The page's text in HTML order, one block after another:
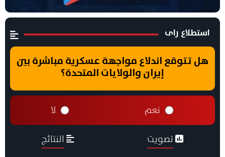
استطلاع راى
هل تتوقع اندلاع مواجهة عسكرية مباشرة بين
إيران والولايات المتحدة؟
نعم لا
تصويت النتائج